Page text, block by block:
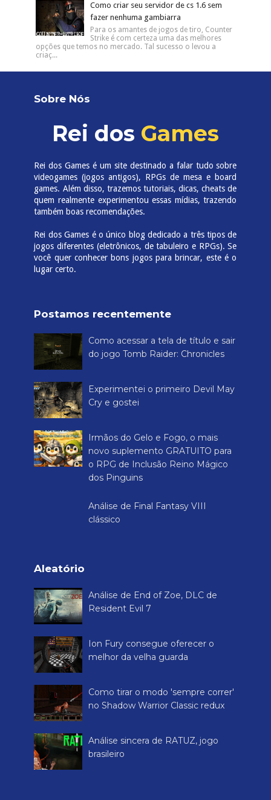
Como criar seu servidor de cs 1.6 sem
fazer nenhuma gambiarra
Para os amantes de jogos de tiro, Counter
Strike é com certeza uma das melhores
opções que temos no mercado. Tal sucesso o levou a
criaç...
Sobre Nós
Rei dos Games
Rei dos Games é um site destinado a falar tudo sobre
videogames (jogos antigos), RPGs de mesa e board
games. Além disso, trazemos tutoriais, dicas, cheats de
quem realmente experimentou essas mídias, trazendo
também boas recomendações.
Rei dos Games é o único blog dedicado a três tipos de
jogos diferentes (eletrônicos, de tabuleiro e RPGs). Se
você quer conhecer bons jogos para brincar, este é o
lugar certo.
Postamos recentemente
Como acessar a tela de título e sair
do jogo Tomb Raider: Chronicles
Experimentei o primeiro Devil May
Cry e gostei
Irmãos do Gelo e Fogo, o mais
novo suplemento GRATUITO para
o RPG de Inclusão Reino Mágico
dos Pinguins
Análise de Final Fantasy VIII
clássico
Aleatório
Análise de End of Zoe, DLC de
Resident Evil 7
Ion Fury consegue oferecer o
melhor da velha guarda
Como tirar o modo 'sempre correr'
no Shadow Warrior Classic redux
Análise sincera de RATUZ, jogo
brasileiro